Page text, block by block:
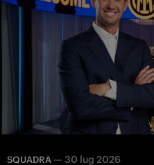
SQUADRA — 30 lug 2026